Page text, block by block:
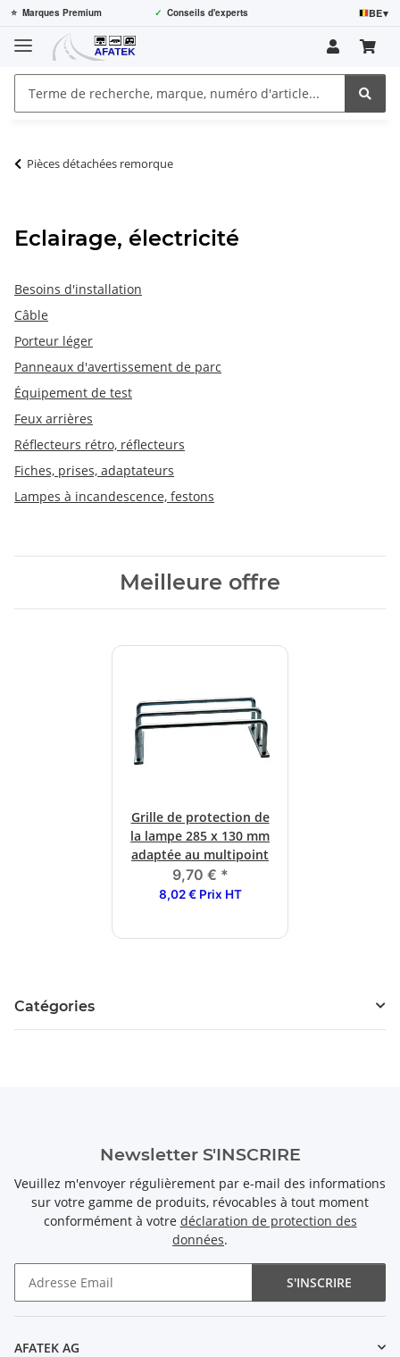
⭐ Marques Premium ✓ Conseils d'experts BE▾
Pièces détachées remorque
Eclairage, électricité
Besoins d'installation
Câble
Porteur léger
Panneaux d'avertissement de parc
Équipement de test
Feux arrières
Réflecteurs rétro, réflecteurs
Fiches, prises, adaptateurs
Lampes à incandescence, festons
Meilleure offre
Grille de protection de
la lampe 285 x 130 mm
adaptée au multipoint
9,70 € *
8,02 € Prix HT
Catégories
Newsletter S'INSCRIRE
Veuillez m'envoyer régulièrement par e-mail des informations
sur votre gamme de produits, révocables à tout moment
conformément à votre déclaration de protection des
données.
S'INSCRIRE
AFATEK AG